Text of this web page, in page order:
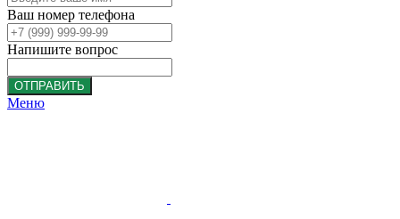
Ваш номер телефона
Напишите вопрос
ОТПРАВИТЬ
Меню